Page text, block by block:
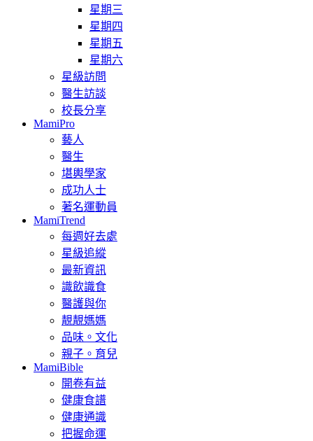
星期三
星期四
星期五
星期六
星級訪問
醫生訪談
校長分享
MamiPro
藝人
醫生
堪輿學家
成功人士
著名運動員
MamiTrend
每週好去處
星級追縱
最新資訊
識飲識食
醫護與你
靚靚媽媽
品味。文化
親子。育兒
MamiBible
開卷有益
健康食譜
健康通識
把握命運